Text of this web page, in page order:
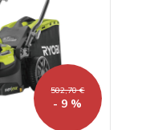
502,70 €
- 9 %